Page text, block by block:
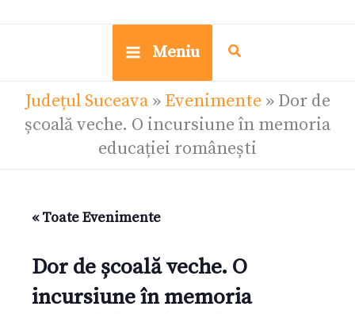
Meniu
Județul Suceava» Evenimente » Dor de
școală veche. O incursiune în memoria
educației românești
« Toate Evenimente
Dor de școală veche. O
incursiune în memoria